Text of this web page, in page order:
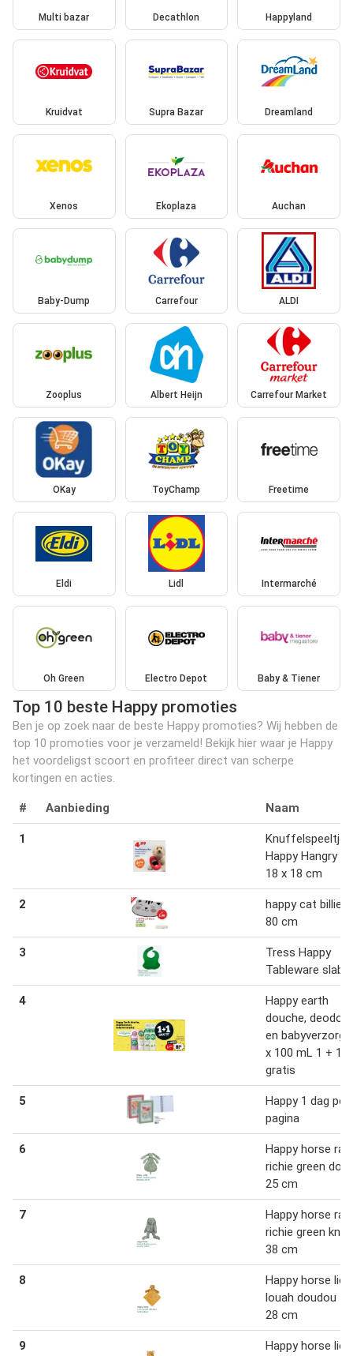
Multi bazar Decathlon Happyland
Kruidvat Supra Bazar Dreamland
Xenos Ekoplaza Auchan
Baby-Dump Carrefour ALDI
Zooplus Albert Heijn Carrefour Market
OKay ToyChamp Freetime
Eldi Lidl Intermarché
Oh Green Electro Depot Baby & Tiener
Top 10 beste Happy promoties
Ben je op zoek naar de beste Happy promoties? Wij hebben de
top 10 promoties voor je verzameld! Bekijk hier waar je Happy
het voordeligst scoort en profiteer direct van scherpe
kortingen en acties.
# Aanbieding Naam
1
Knuffelspeeltje
Happy Hangry
18 x 18 cm
2
happy cat billie
80 cm
3
Tress Happy
Tableware
4
Happy earth
douche,
en
x 100 mL 1 + 1
gratis
5
Happy 1 dag per
pagina
6
Happy horse
richie green
25 cm
7
Happy horse
richie green
38 cm
8
Happy horse lion
louah doudou
28 cm
9
Happy horse lion